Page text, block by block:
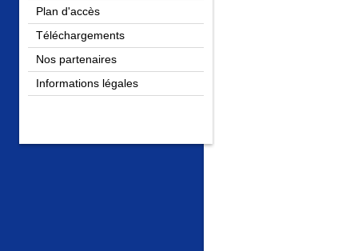
Plan d'accès
Téléchargements
Nos partenaires
Informations légales